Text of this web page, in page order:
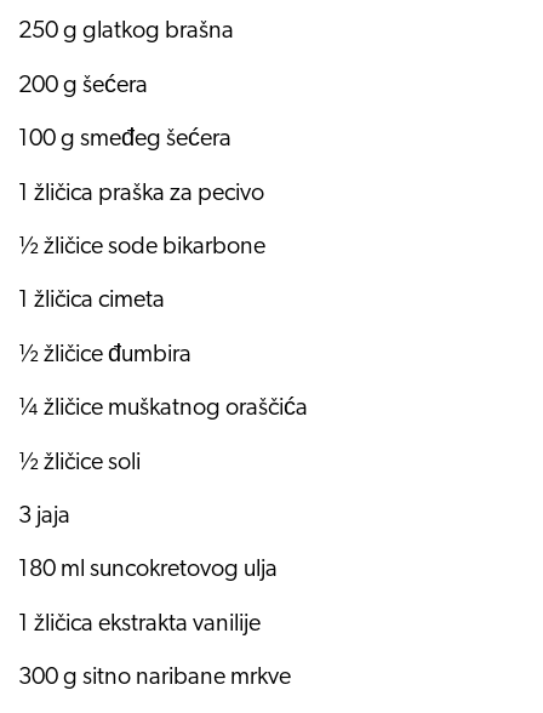
250 g glatkog brašna
200 g šećera
100 g smeđeg šećera
1 žličica praška za pecivo
½ žličice sode bikarbone
1 žličica cimeta
½ žličice đumbira
¼ žličice muškatnog oraščića
½ žličice soli
3 jaja
180 ml suncokretovog ulja
1 žličica ekstrakta vanilije
300 g sitno naribane mrkve